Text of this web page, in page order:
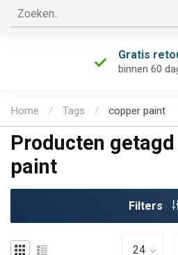
Gratis
binnen 60
Home / Tags / copper paint
Producten
paint
Filters